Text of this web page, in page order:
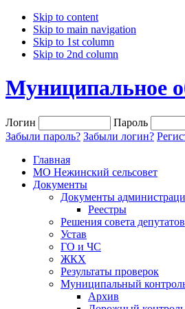
Skip to content
Skip to main navigation
Skip to 1st column
Skip to 2nd column
Муниципальное
Логин
Пароль
Забыли пароль? Забыли логин?
Главная
МО Нежинский сельсовет
Документы
Документы
Реестры
Решения совета депутатов
Устав
ГО и ЧС
ЖКХ
Результаты проверок
Муниципальный
Архив